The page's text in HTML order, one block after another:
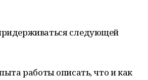
следующей
работы описать, что и как